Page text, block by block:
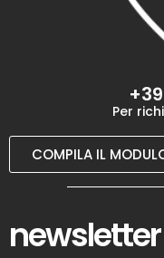
Per
COMPILA IL
newsletter